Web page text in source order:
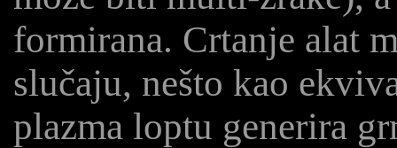
formirana. Crtanje alat
slučaju, nešto kao
plazma loptu generira